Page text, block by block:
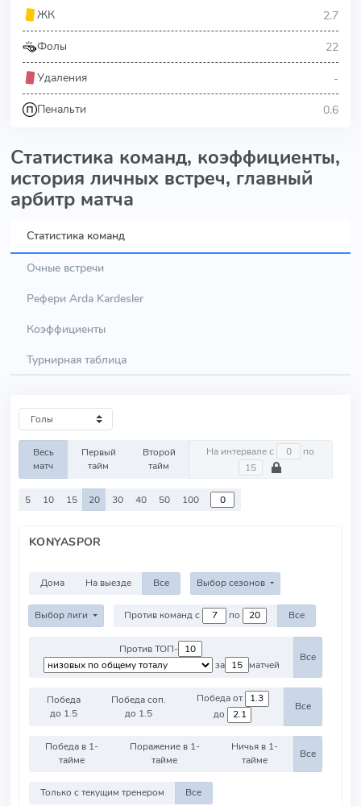
ЖК
2.7
Фолы 22
Удаления -
Пенальти 0.6
Статистика команд, коэффициенты,
история личных встреч, главный
арбитр матча
Статистика команд
Очные встречи
Рефери Arda Kardesler
Коэффициенты
Турнирная таблица
Весь
матч
Первый
тайм
Второй
тайм
На интервале с по
5 10 15 20 30 40 50 100
KONYASPOR
Дома На выезде Все Выбор сезонов
Выбор лиги Против команд с по Все
Против ТОП-
за
матчей
Все
Победа
до 1.5
Победа соп.
до 1.5
Победа от
до
Все
Победа в 1-
тайме
Поражение в 1-
тайме
Ничья в 1-
тайме
Все
Только с текущим тренером Все